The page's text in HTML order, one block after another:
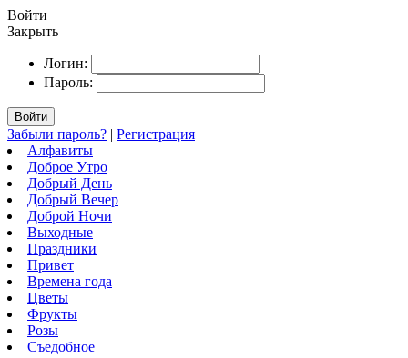
Войти
Закрыть
Логин:
Пароль:
Войти
Забыли пароль? | Регистрация
Алфавиты
Доброе Утро
Добрый День
Добрый Вечер
Доброй Ночи
Выходные
Праздники
Привет
Времена года
Цветы
Фрукты
Розы
Съедобное